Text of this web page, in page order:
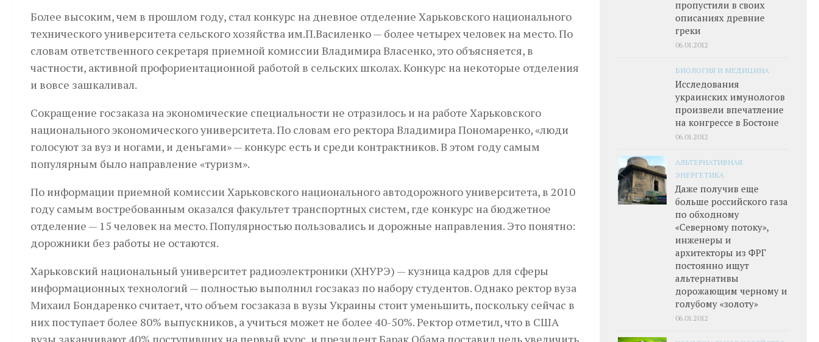
Более высоким, чем в прошлом году, стал конкурс на дневное отделение Харьковского национального
технического университета сельского хозяйства им.П.Василенко — более четырех человек на место. По
словам ответственного секретаря приемной комиссии Владимира Власенко, это объясняется, в
частности, активной профориентационной работой в сельских школах. Конкурс на некоторые отделения
и вовсе зашкаливал.
Сокращение госзаказа на экономические специальности не отразилось и на работе Харьковского
национального экономического университета. По словам его ректора Владимира Пономаренко, «люди
голосуют за вуз и ногами, и деньгами» — конкурс есть и среди контрактников. В этом году самым
популярным было направление «туризм».
По информации приемной комиссии Харьковского национального автодорожного университета, в 2010
году самым востребованным оказался факультет транспортных систем, где конкурс на бюджетное
отделение — 15 человек на место. Популярностью пользовались и дорожные направления. Это понятно:
дорожники без работы не остаются.
Харьковский национальный университет радио­электроники (ХНУРЭ) — кузница кадров для сферы
информационных технологий — полностью выполнил госзаказ по набору студентов. Однако ректор вуза
Михаил Бондаренко считает, что объем госзаказа в вузы Украины стоит уменьшить, поскольку сейчас в
них поступает более 80% выпускников, а учиться может не более 40-50%. Ректор отметил, что в США
вузы заканчивают 40% поступивших на первый курс, и президент Барак Обама поставил цель увеличить
пропустили в своих
описаниях древние
греки
06.01.2012
БИОЛОГИЯ И МЕДИЦИНА
Исследования
украинских имунологов
произвели впечатление
на конгрессе в Бостоне
06.01.2012
АЛЬТЕРНАТИВНАЯ
ЭНЕРГЕТИКА
Даже получив еще
больше российского газа
по обходному
«Северному потоку»,
инженеры и
архитекторы из ФРГ
постоянно ищут
альтернативы
дорожающим черному и
голубому «золоту»
06.01.2012